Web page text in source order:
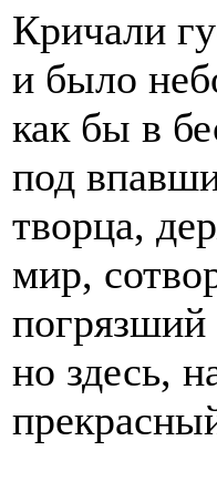
Кричали
и было
как бы в
под
творца,
мир,
погрязший
но здесь,